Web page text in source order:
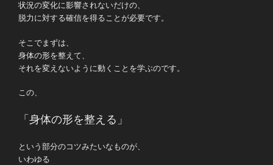
状況の変化に影響されないだけの、
脱力に対する確信を得ることが必要です。
そこでまずは、
身体の形を整えて、
それを変えないように動くことを学ぶのです。
この、
「身体の形を整える」
という部分のコツみたいなものが、
いわゆる